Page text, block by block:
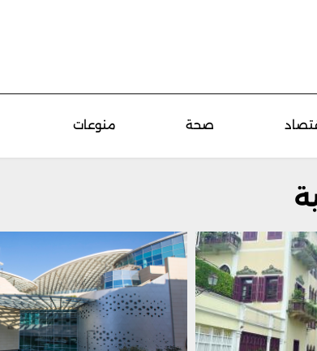
صحة منوعات